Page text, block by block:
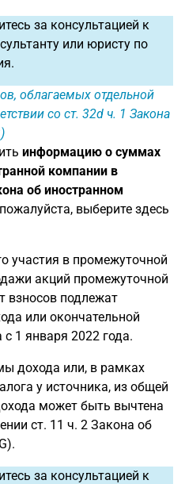
за консультацией к
или юристу по
облагаемых отдельной
со ст. 32d ч. 1 Закона
информацию о суммах
компании в
об иностранном
выберите здесь
участия в промежуточной
акций промежуточной
взносов подлежат
или окончательной
с 1 января 2022 года.
дохода или, в рамках
у источника, из общей
может быть вычтена
ст. 11 ч. 2 Закона об
за консультацией к